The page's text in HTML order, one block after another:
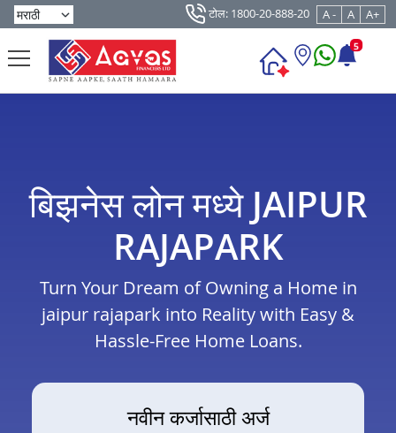
टोल: 1800-20-888-20 A - A A+
5
बिझनेस लोन मध्ये JAIPUR
RAJAPARK
Turn Your Dream of Owning a Home in
jaipur rajapark into Reality with Easy &
Hassle-Free Home Loans.
नवीन कर्जासाठी अर्ज